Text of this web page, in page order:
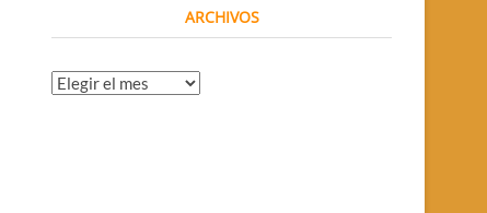
ARCHIVOS
Archivos